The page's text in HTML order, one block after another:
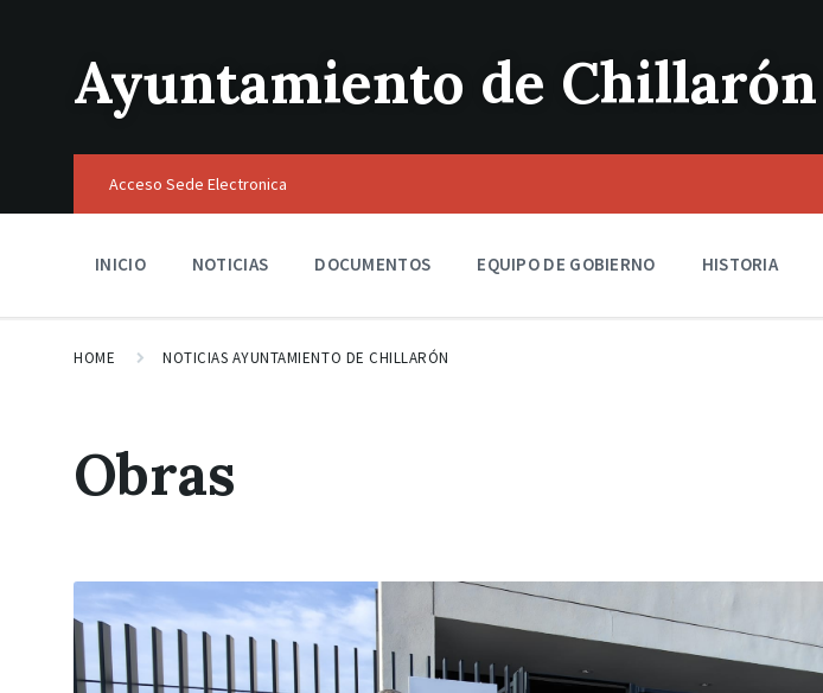
Ayuntamiento de Chillarón
Acceso Sede Electronica
INICIO NOTICIAS DOCUMENTOS EQUIPO DE GOBIERNO HISTORIA
HOME NOTICIAS AYUNTAMIENTO DE CHILLARÓN
Obras